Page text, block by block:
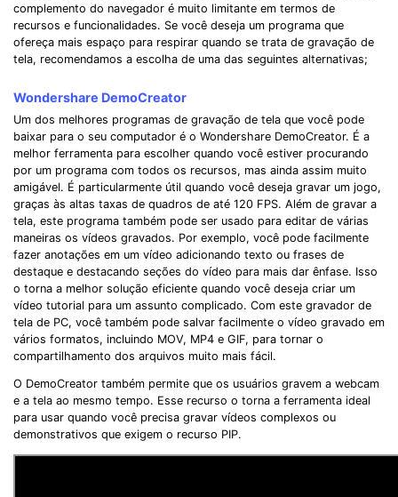
complemento do navegador é muito limitante em termos de
recursos e funcionalidades. Se você deseja um programa que
ofereça mais espaço para respirar quando se trata de gravação de
tela, recomendamos a escolha de uma das seguintes alternativas;
Wondershare DemoCreator
Um dos melhores programas de gravação de tela que você pode
baixar para o seu computador é o Wondershare DemoCreator. É a
melhor ferramenta para escolher quando você estiver procurando
por um programa com todos os recursos, mas ainda assim muito
amigável. É particularmente útil quando você deseja gravar um jogo,
graças às altas taxas de quadros de até 120 FPS. Além de gravar a
tela, este programa também pode ser usado para editar de várias
maneiras os vídeos gravados. Por exemplo, você pode facilmente
fazer anotações em um vídeo adicionando texto ou frases de
destaque e destacando seções do vídeo para mais dar ênfase. Isso
o torna a melhor solução eficiente quando você deseja criar um
vídeo tutorial para um assunto complicado. Com este gravador de
tela de PC, você também pode salvar facilmente o vídeo gravado em
vários formatos, incluindo MOV, MP4 e GIF, para tornar o
compartilhamento dos arquivos muito mais fácil.
O DemoCreator também permite que os usuários gravem a webcam
e a tela ao mesmo tempo. Esse recurso o torna a ferramenta ideal
para usar quando você precisa gravar vídeos complexos ou
demonstrativos que exigem o recurso PIP.